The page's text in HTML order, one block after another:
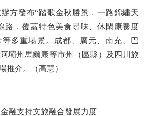
發布“踏歌金秋勝景﹒一路錦繡天
路，覆蓋特色美食尋味、休閑康養度
多重場景。成都、廣元、南充、巴
壩州馬爾康等市州（區縣）及四川旅
推介。（高慧）
融支持文旅融合發展力度